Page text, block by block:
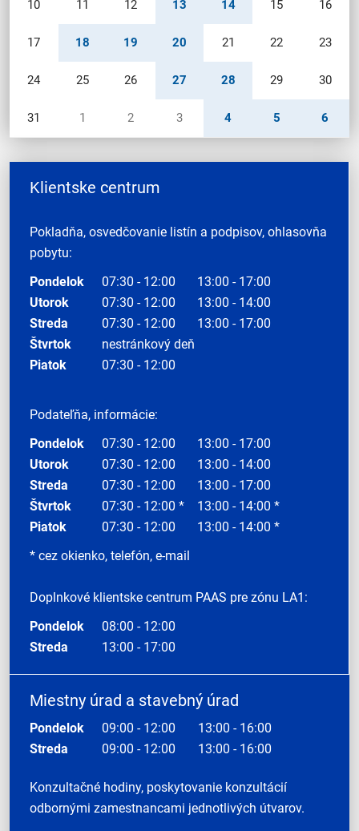
10 11 12 13 14 15 16
17 18 19 20 21 22 23
24 25 26 27 28 29 30
31 1 2 3 4 5 6
Klientske centrum
Pokladňa, osvedčovanie listín a podpisov, ohlasovňa
pobytu:
Pondelok
07:30 - 12:00
13:00 - 17:00
Utorok
07:30 - 12:00
13:00 - 14:00
Streda
07:30 - 12:00
13:00 - 17:00
Štvrtok
nestránkový deň
Piatok
07:30 - 12:00
Podateľňa, informácie:
Pondelok
07:30 - 12:00
13:00 - 17:00
Utorok
07:30 - 12:00
13:00 - 14:00
Streda
07:30 - 12:00
13:00 - 17:00
Štvrtok
07:30 - 12:00 *
13:00 - 14:00 *
Piatok
07:30 - 12:00
13:00 - 14:00 *
* cez okienko, telefón, e-mail
Doplnkové klientske centrum PAAS pre zónu LA1:
Pondelok
08:00 - 12:00
Streda
13:00 - 17:00
Miestny úrad a stavebný úrad
Pondelok 09:00 - 12:00
13:00 - 16:00
Streda
09:00 - 12:00 13:00 - 16:00
Konzultačné hodiny, poskytovanie konzultácií
odbornými zamestnancami jednotlivých útvarov.